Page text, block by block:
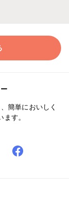
簡単においしく
す。